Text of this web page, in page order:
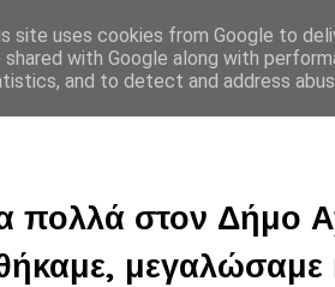
ΦΩΤΟΠΟΥΛΟΣ
πολλά στον Δήμο
μεγαλώσαμε
site uses cookies from Google to
shared with Google along with
and to detect and address